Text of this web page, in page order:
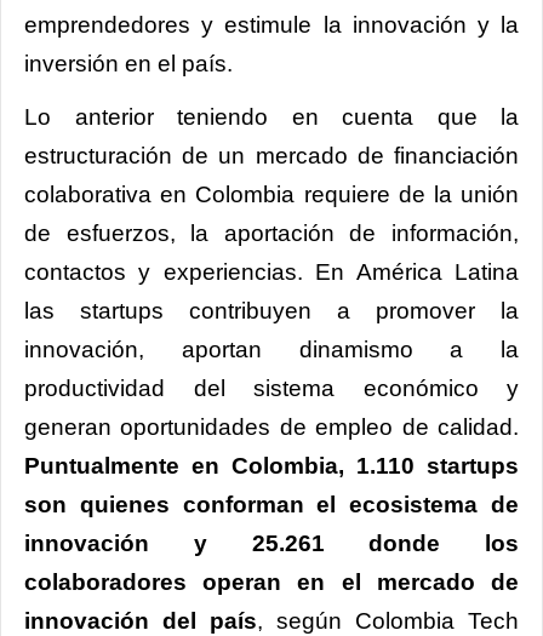
emprendedores y estimule la innovación y la
inversión en el país.
Lo anterior teniendo en cuenta que la
estructuración de un mercado de financiación
colaborativa en Colombia requiere de la unión
de esfuerzos, la aportación de información,
contactos y experiencias. En América Latina
las startups contribuyen a promover la
innovación, aportan dinamismo a la
productividad del sistema económico y
generan oportunidades de empleo de calidad.
Puntualmente en Colombia, 1.110 startups
son quienes conforman el ecosistema de
innovación y 25.261 donde los
colaboradores operan en el mercado de
innovación del país, según Colombia Tech